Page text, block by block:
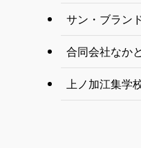
サン・ブラン
合同会社なか
上ノ加江集学